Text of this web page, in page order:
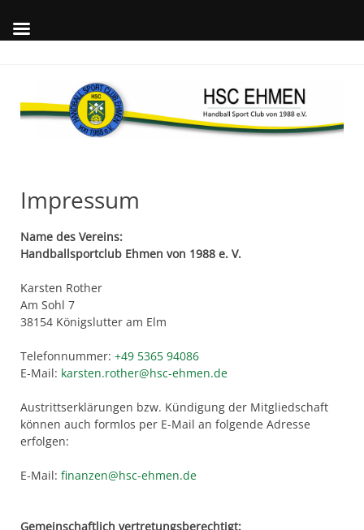
Impressum
Name des Vereins:
Handballsportclub Ehmen von 1988 e. V.
Karsten Rother
Am Sohl 7
38154 Königslutter am Elm
Telefonnummer: +49 5365 94086
E-Mail: karsten.rother@hsc-ehmen.de
Austrittserklärungen bzw. Kündigung der Mitgliedschaft
können auch formlos per E-Mail an folgende Adresse
erfolgen:
E-Mail: finanzen@hsc-ehmen.de
Gemeinschaftlich vertretungsberechtigt: